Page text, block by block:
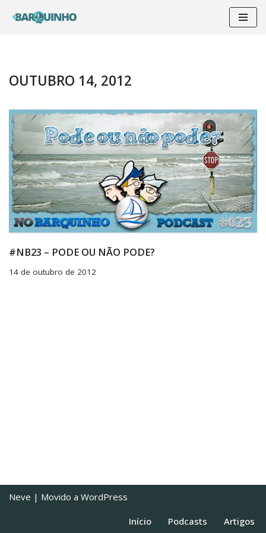
conteúdo
OUTUBRO 14, 2012
#NB23 – PODE OU NÃO PODE?
14 de outubro de 2012
Neve | Movido a WordPress
Início Podcasts Artigos